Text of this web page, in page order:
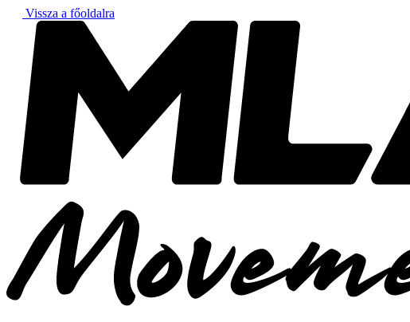
Vissza a főoldalra